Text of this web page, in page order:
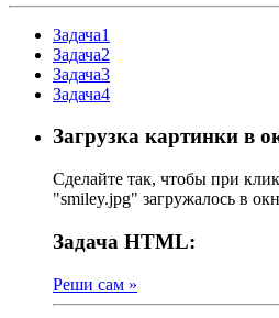
Задача1
Задача2
Задача3
Задача4
Загрузка картинки в
Сделайте так, чтобы при
"smiley.jpg" загружалось в
Задача HTML:
Реши сам »